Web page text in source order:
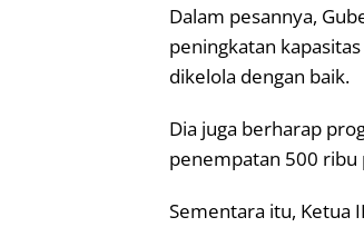
Dalam pesannya,
peningkatan
dikelola dengan baik.
Dia juga berharap
penempatan 500
Sementara itu, Ketua